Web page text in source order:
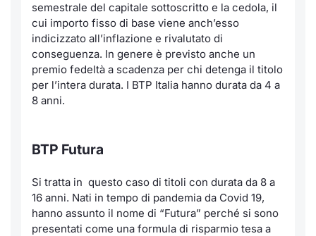
semestrale del capitale sottoscritto e la cedola, il
cui importo fisso di base viene anch’esso
indicizzato all’inflazione e rivalutato di
conseguenza. In genere è previsto anche un
premio fedeltà a scadenza per chi detenga il titolo
per l’intera durata. I BTP Italia hanno durata da 4 a
8 anni.
BTP Futura
Si tratta in questo caso di titoli con durata da 8 a
16 anni. Nati in tempo di pandemia da Covid 19,
hanno assunto il nome di “Futura” perché si sono
presentati come una formula di risparmio tesa a